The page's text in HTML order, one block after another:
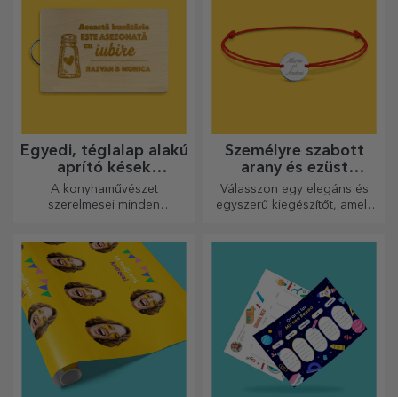
Egyedi, téglalap alakú
aprító kések
fogantyúval
A konyhaművészet
szerelmesei minden
legkreatívabb aprítókkal
készülnek. Válassza ki a
megfelelőt!
Személyre szabott
arany és ezüst
karkötők
Válasszon egy elegáns és
egyszerű kiegészítőt, amely